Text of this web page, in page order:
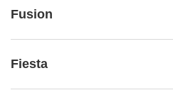
Fusion
Fiesta